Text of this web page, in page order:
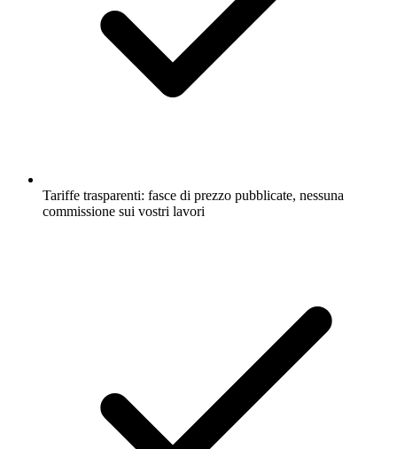
Tariffe trasparenti: fasce di prezzo pubblicate, nessuna
commissione sui vostri lavori